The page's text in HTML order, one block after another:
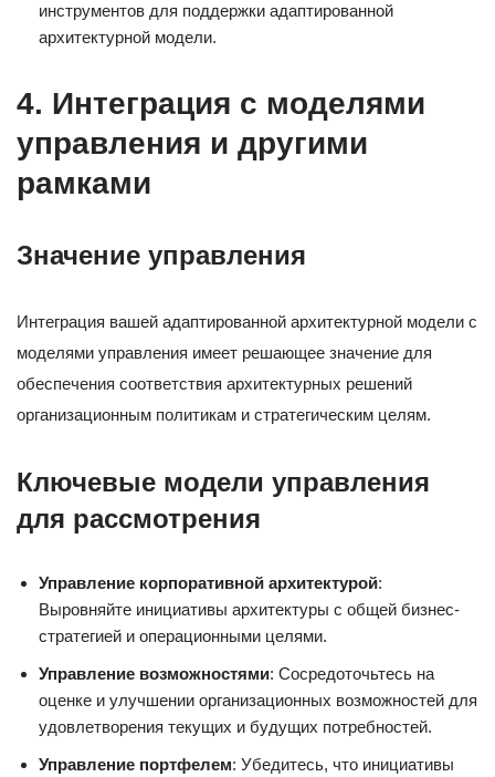
инструментов для поддержки адаптированной
архитектурной модели.
4. Интеграция с моделями
управления и другими
рамками
Значение управления
Интеграция вашей адаптированной архитектурной модели с
моделями управления имеет решающее значение для
обеспечения соответствия архитектурных решений
организационным политикам и стратегическим целям.
Ключевые модели управления
для рассмотрения
Управление корпоративной архитектурой:
Выровняйте инициативы архитектуры с общей бизнес-
стратегией и операционными целями.
Управление возможностями: Сосредоточьтесь на
оценке и улучшении организационных возможностей для
удовлетворения текущих и будущих потребностей.
Управление портфелем: Убедитесь, что инициативы